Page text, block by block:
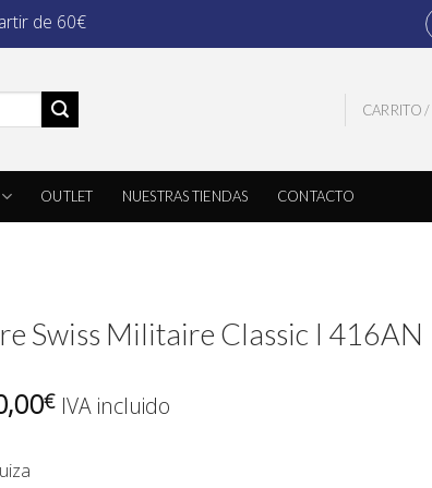
de 60€
CARRITO /
OUTLET NUESTRAS TIENDAS CONTACTO
Swiss Militaire Classic I 416AN
€ElIVA incluido